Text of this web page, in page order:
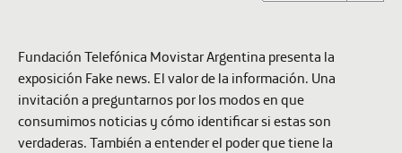
Fundación Telefónica Movistar Argentina presenta la
exposición Fake news. El valor de la información. Una
invitación a preguntarnos por los modos en que
consumimos noticias y cómo identificar si estas son
verdaderas. También a entender el poder que tiene la